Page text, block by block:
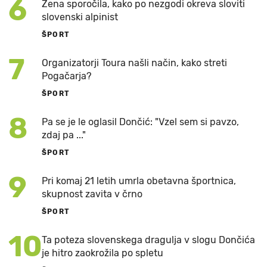
6
Žena sporočila, kako po nezgodi okreva sloviti
slovenski alpinist
ŠPORT
7
Organizatorji Toura našli način, kako streti
Pogačarja?
ŠPORT
8
Pa se je le oglasil Dončić: "Vzel sem si pavzo,
zdaj pa ..."
ŠPORT
9
Pri komaj 21 letih umrla obetavna športnica,
skupnost zavita v črno
ŠPORT
10Ta poteza slovenskega dragulja v slogu Dončića
je hitro zaokrožila po spletu